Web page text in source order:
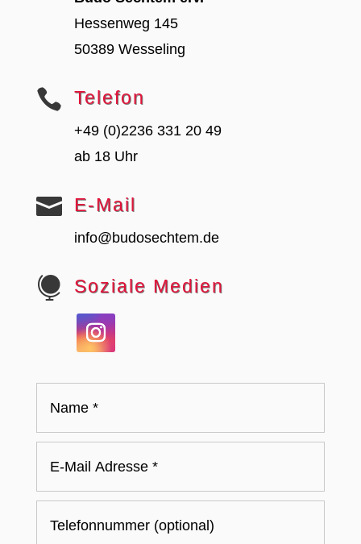
Hessenweg 145
50389 Wesseling
 Telefon
+49 (0)2236 331 20 49
ab 18 Uhr
 E-Mail
info@budosechtem.de
 Soziale Medien